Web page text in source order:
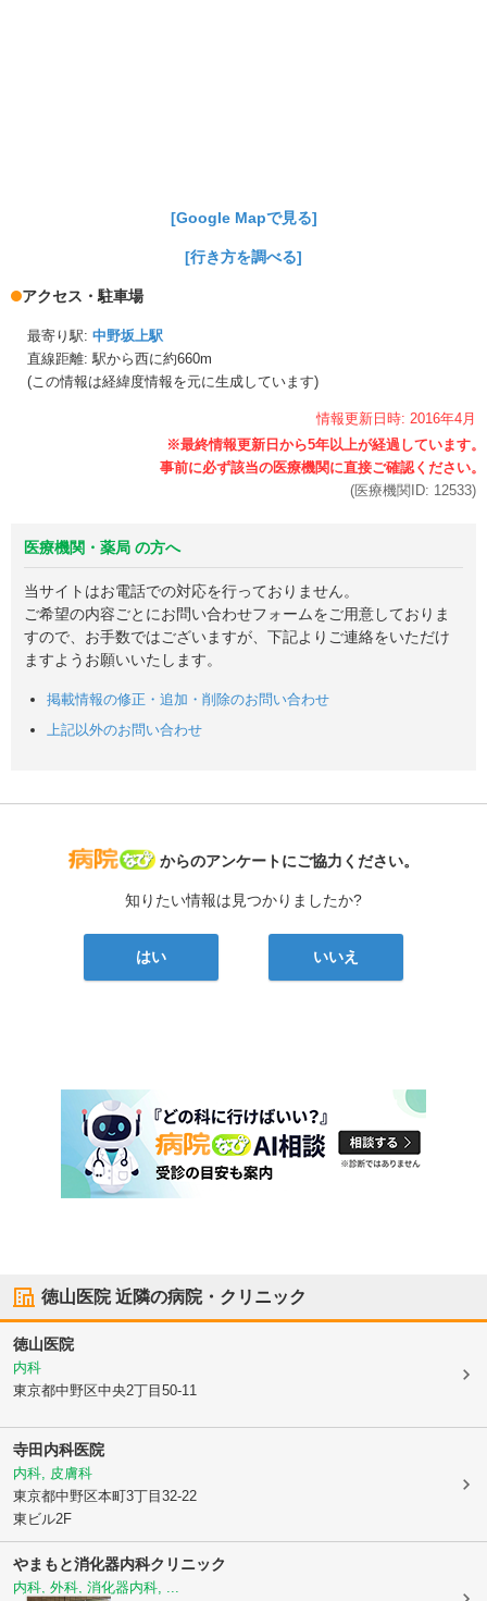
[Google Mapで見る]
[行き方を調べる]
アクセス・駐車場
最寄り駅: 中野坂上駅
直線距離: 駅から西に約660m
(この情報は経緯度情報を元に生成しています)
情報更新日時: 2016年4月
(医療機関ID: 12533)
医療機関・薬局 の方へ
当サイトはお電話での対応を行っておりません。
ご希望の内容ごとにお問い合わせフォームをご用意しておりま
すので、お手数ではございますが、下記よりご連絡をいただけ
ますようお願いいたします。
掲載情報の修正・追加・削除のお問い合わせ
上記以外のお問い合わせ
病院なび
からのアンケートにご協力ください。
知りたい情報は見つかりましたか?
はい いいえ
徳山医院近隣の病院・クリニック
徳山医院
内科
東京都中野区中央2丁目50-11
寺田内科医院
内科, 皮膚科
東京都中野区本町3丁目32-22
東ビル2F
やまもと消化器内科クリニック
内科, 外科, 消化器内科, ...